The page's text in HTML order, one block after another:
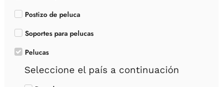
Postizo de peluca
Soportes para pelucas
Pelucas
Seleccione el país a continuación